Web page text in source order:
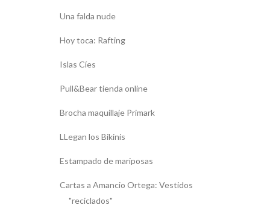
Una falda nude
Hoy toca: Rafting
Islas Cíes
Pull&Bear tienda online
Brocha maquillaje Primark
LLegan los Bikinis
Estampado de mariposas
Cartas a Amancio Ortega: Vestidos
"reciclados"